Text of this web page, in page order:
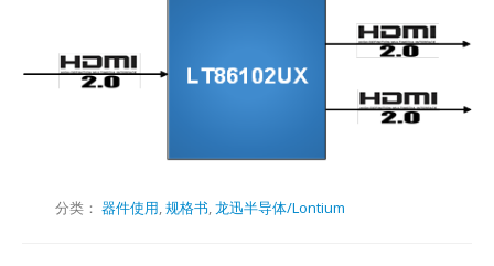
分类： 器件使用,规格书,龙迅半导体/Lontium